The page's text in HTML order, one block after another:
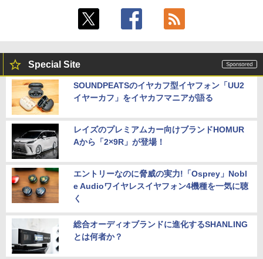
Special Site
SOUNDPEATSのイヤカフ型イヤフォン「UU2
イヤーカフ」をイヤカフマニアが語る
レイズのプレミアムカー向けブランドHOMUR
Aから「2×9R」が登場！
エントリーなのに脅威の実力!「Osprey」Nobl
e Audioワイヤレスイヤフォン4機種を一気に聴
く
総合オーディオブランドに進化するSHANLING
とは何者か？